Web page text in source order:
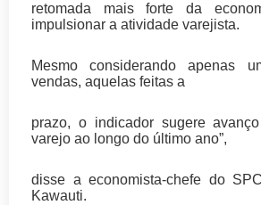
retomada mais forte da
impulsionar a atividade varejista.
Mesmo considerando apenas
vendas, aquelas feitas a
prazo, o indicador sugere
varejo ao longo do último ano”,
disse a economista-chefe do
Kawauti.